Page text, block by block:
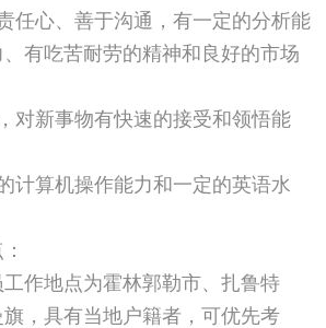
心、善于沟通，有一定的分析能
有吃苦耐劳的精神和良好的市场
新事物有快速的接受和领悟能
算机操作能力和一定的英语水
地点为霍林郭勒市、扎鲁特
，具有当地户籍者，可优先考